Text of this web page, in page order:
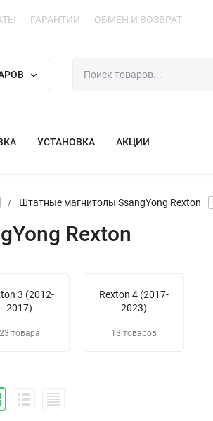
ГАРАНТИИ ОБМЕН И ВОЗВРАТ
УСТАНОВКА АКЦИИ
/ Штатные магнитолы SsangYong Rexton
Rexton
3 (2012-
2017)
23 товара
Rexton 4 (2017-
2023)
13 товаров